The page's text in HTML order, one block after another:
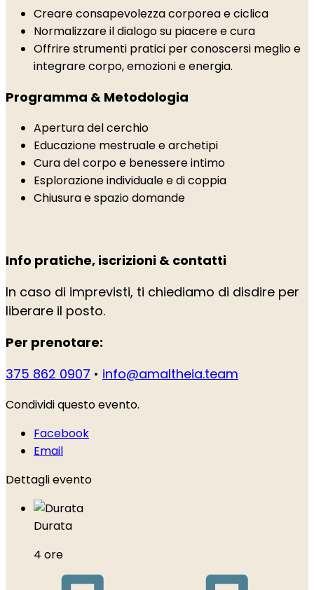
Creare consapevolezza corporea e ciclica
Normalizzare il dialogo su piacere e cura
Offrire strumenti pratici per conoscersi meglio e
integrare corpo, emozioni e energia.
Programma & Metodologia
Apertura del cerchio
Educazione mestruale e archetipi
Cura del corpo e benessere intimo
Esplorazione individuale e di coppia
Chiusura e spazio domande
Info pratiche, iscrizioni & contatti
In caso di imprevisti, ti chiediamo di disdire per
liberare il posto.
Per prenotare:
375 862 0907 • info@amaltheia.team
Condividi questo evento.
Facebook
Email
Dettagli evento
Durata
4 ore